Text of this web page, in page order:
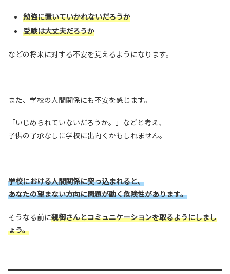
勉強に置いていかれないだろうか
受験は大丈夫だろうか
などの将来に対する不安を覚えるようになります。
また、学校の人間関係にも不安を感じます。
「いじめられていないだろうか。」などと考え、
子供の了承なしに学校に出向くかもしれません。
学校における人間関係に突っ込まれると、
あなたの望まない方向に問題が動く危険性があります。
そうなる前に親御さんとコミュニケーションを取るようにしまし
ょう。